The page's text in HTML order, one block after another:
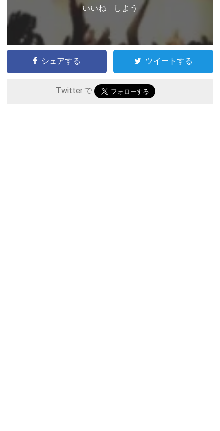
いいね！しよう
シェアする ツイートする
Twitter で